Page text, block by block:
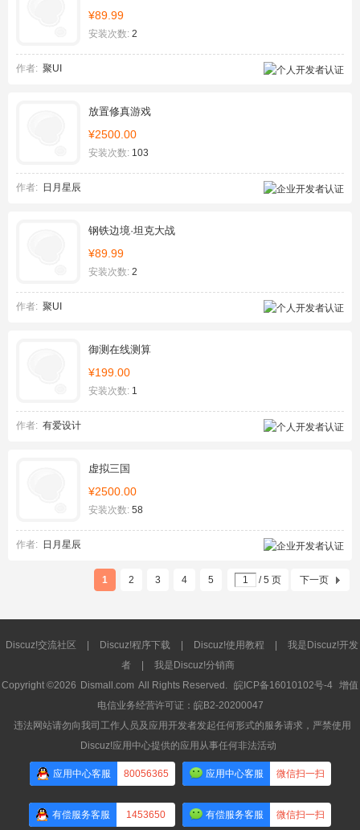
¥89.99
安装次数: 2
作者: 聚UI
放置修真游戏
¥2500.00
安装次数: 103
作者: 日月星辰
钢铁边境·坦克大战
¥89.99
安装次数: 2
作者: 聚UI
御测在线测算
¥199.00
安装次数: 1
作者: 有爱设计
虚拟三国
¥2500.00
安装次数: 58
作者: 日月星辰
1 2 3 4 5 / 5 页 下一页
Discuz!交流社区 Discuz!程序下载 Discuz!使用教程
我是Discuz!开发
者
我是Discuz!分销商
Copyright ©2026 Dismall.com All Rights Reserved. 皖ICP备16010102号-4 增值
电信业务经营许可证：皖B2-20200047
违法网站请勿向我司工作人员及应用开发者发起任何形式的服务请求，严禁使用
Discuz!应用中心提供的应用从事任何非法活动
应用中心客服 80056365 应用中心客服 微信扫一扫
有偿服务客服 1453650 有偿服务客服 微信扫一扫